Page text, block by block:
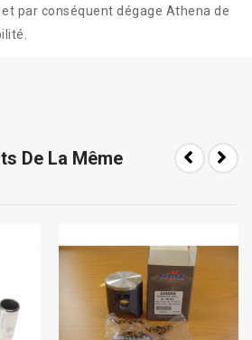
par conséquent dégage Athena de
De La Même